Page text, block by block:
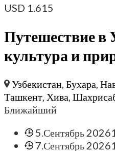
USD 1.615
Путешествие в
культура и
Узбекистан,Бухара,
Ташкент, Хива,
Ближайший
5.Сентябрь 2026
7.Сентябрь 2026